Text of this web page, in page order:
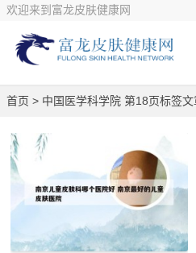
欢迎来到富龙皮肤健康网
首页 > 中国医学科学院 第18页标签文